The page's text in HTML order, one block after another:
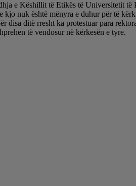
e Këshillit të Etikës të Universitetit
nuk është mënyra e duhur për të
ditë rresht ka protestuar para
të vendosur në kërkesën e tyre.